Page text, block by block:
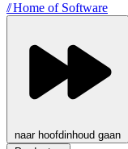
//Home of Software
naar hoofdinhoud gaan